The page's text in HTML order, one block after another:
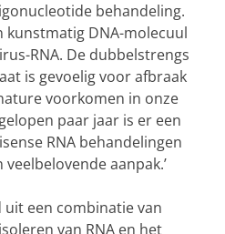
behandeling.
kunstmatig DNA-molecuul
RNA. De dubbelstrengs
is gevoelig voor afbraak
voorkomen in onze
paar jaar is er een
RNA behandelingen
aanpak.’
een combinatie van
van RNA en het